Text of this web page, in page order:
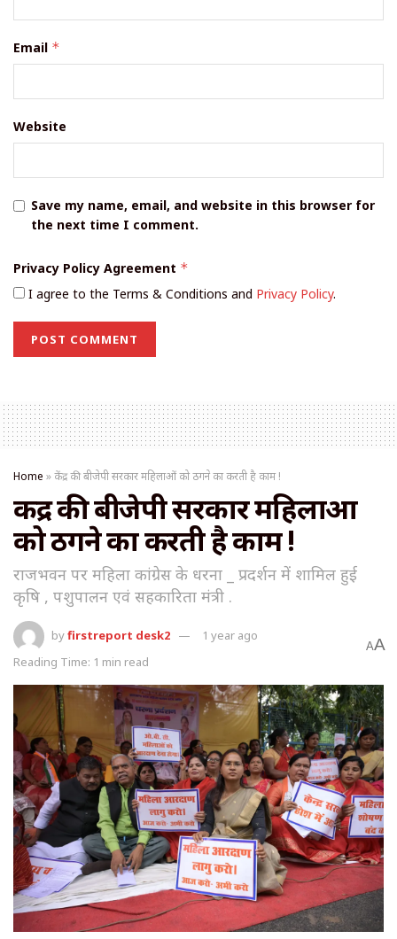
Email *
Website
Save my name, email, and website in this browser for
the next time I comment.
Privacy Policy Agreement *
I agree to the Terms & Conditions and Privacy Policy.
Home »केंद्र की बीजेपी सरकार महिलाओं को ठगने का करती है काम !
केंद्र की बीजेपी सरकार महिलाओं
को ठगने का करती है काम !
राजभवन पर महिला कांग्रेस के धरना _ प्रदर्शन में शामिल हुई
कृषि , पशुपालन एवं सहकारिता मंत्री .
byfirstreport desk2
1 year ago
Reading Time: 1 min read
AA